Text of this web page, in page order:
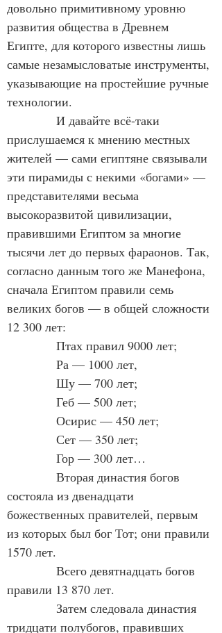
довольно примитивному уровню
развития общества в Древнем
Египте, для которого известны лишь
самые незамысловатые инструменты,
указывающие на простейшие ручные
технологии.
И давайте всё-таки
прислушаемся к мнению местных
жителей — сами египтяне связывали
эти пирамиды с некими «богами» —
представителями весьма
высокоразвитой цивилизации,
правившими Египтом за многие
тысячи лет до первых фараонов. Так,
согласно данным того же Манефона,
сначала Египтом правили семь
великих богов — в общей сложности
12 300 лет:
Птах правил 9000 лет;
Ра — 1000 лет,
Шу — 700 лет;
Геб — 500 лет;
Осирис — 450 лет;
Сет — 350 лет;
Гор — 300 лет…
Вторая династия богов
состояла из двенадцати
божественных правителей, первым
из которых был бог Тот; они правили
1570 лет.
Всего девятнадцать богов
правили 13 870 лет.
Затем следовала династия
тридцати полубогов, правивших